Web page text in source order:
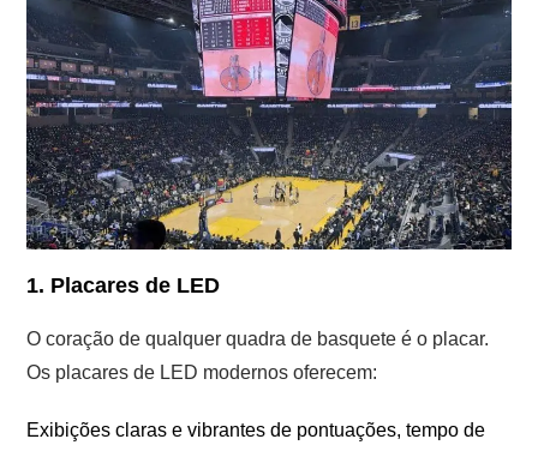
1. Placares de LED
O coração de qualquer quadra de basquete é o placar.
Os placares de LED modernos oferecem:
Exibições claras e vibrantes de pontuações, tempo de